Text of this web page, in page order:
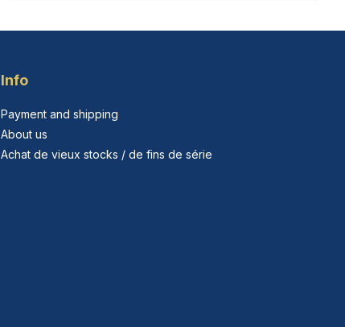
Info
Payment and shipping
About us
Achat de vieux stocks / de fins de série